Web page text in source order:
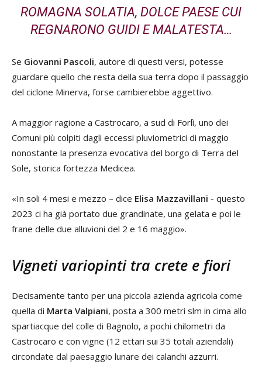
ROMAGNA SOLATIA, DOLCE PAESE CUI
REGNARONO GUIDI E MALATESTA…
Se Giovanni Pascoli, autore di questi versi, potesse
guardare quello che resta della sua terra dopo il passaggio
del ciclone Minerva, forse cambierebbe aggettivo.
A maggior ragione a Castrocaro, a sud di Forlì, uno dei
Comuni più colpiti dagli eccessi pluviometrici di maggio
nonostante la presenza evocativa del borgo di Terra del
Sole, storica fortezza Medicea.
«In soli 4 mesi e mezzo – dice Elisa Mazzavillani - questo
2023 ci ha già portato due grandinate, una gelata e poi le
frane delle due alluvioni del 2 e 16 maggio».
Vigneti variopinti tra crete e fiori
Decisamente tanto per una piccola azienda agricola come
quella di Marta Valpiani, posta a 300 metri slm in cima allo
spartiacque del colle di Bagnolo, a pochi chilometri da
Castrocaro e con vigne (12 ettari sui 35 totali aziendali)
circondate dal paesaggio lunare dei calanchi azzurri.